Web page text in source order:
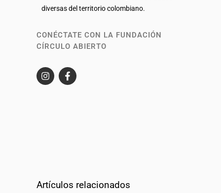
diversas del territorio colombiano.
CONÉCTATE CON LA FUNDACIÓN
CÍRCULO ABIERTO
Artículos relacionados